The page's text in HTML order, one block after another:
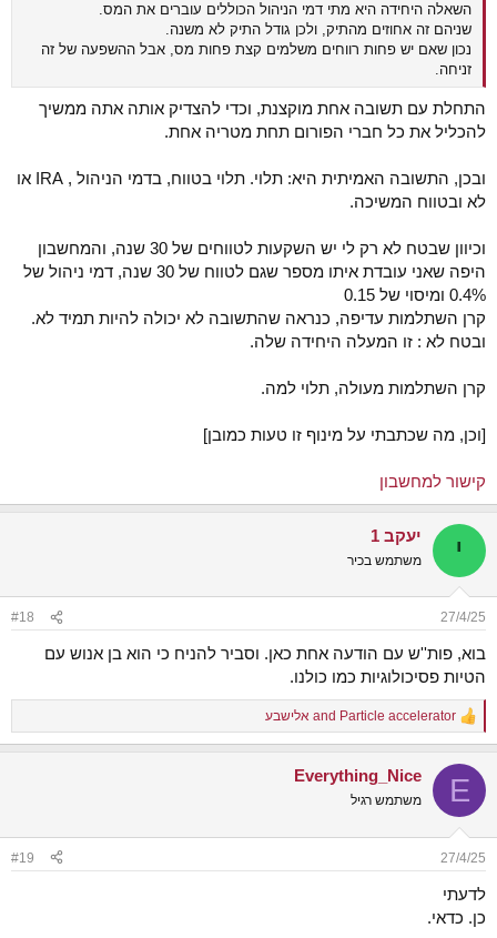
השאלה היחידה היא מתי דמי הניהול הכוללים עוברים את המס.
שניהם זה אחוזים מהתיק, ולכן גודל התיק לא משנה.
נכון שאם יש פחות רווחים משלמים קצת פחות מס, אבל ההשפעה של זה
זניחה.
התחלת עם תשובה אחת מוקצנת, וכדי להצדיק אותה אתה ממשיך
להכליל את כל חברי הפורום תחת מטריה אחת.
ובכן, התשובה האמיתית היא: תלוי. תלוי בטווח, בדמי הניהול , IRA או
לא ובטווח המשיכה.
וכיוון שבטח לא רק לי יש השקעות לטווחים של 30 שנה, והמחשבון
היפה שאני עובדת איתו מספר שגם לטווח של 30 שנה, דמי ניהול של
0.4% ומיסוי של 0.15
קרן השתלמות עדיפה, כנראה שהתשובה לא יכולה להיות תמיד לא.
ובטח לא : זו המעלה היחידה שלה.
קרן השתלמות מעולה, תלוי למה.
[וכן, מה שכתבתי על מינוף זו טעות כמובן]
קישור למחשבון
י יעקב 1
משתמש בכיר
27/4/25
#18
בוא, פות''ש עם הודעה אחת כאן. וסביר להניח כי הוא בן אנוש עם
הטיות פסיכולוגיות כמו כולנו.
R
e
c
i
s
:
Particle accelerator אלישבע
E
Everything_Nice
משתמש רגיל
27/4/25
#19
לדעתי
כן. כדאי.